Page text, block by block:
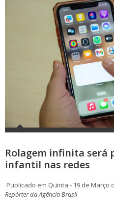
Rolagem infinita será
infantil nas redes
Publicado em Quinta - 19 de Março
Repórter da Agência Brasil